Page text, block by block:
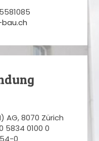
AG, 8070 Zürich
5834 0100 0
0